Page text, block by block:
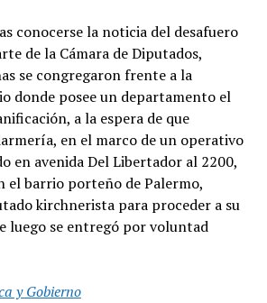
conocerse la noticia del desafuero
de la Cámara de Diputados,
se congregaron frente a la
donde posee un departamento el
a la espera de que
en el marco de un operativo
en avenida Del Libertador al 2200,
el barrio porteño de Palermo,
kirchnerista para proceder a su
luego se entregó por voluntad
y Gobierno